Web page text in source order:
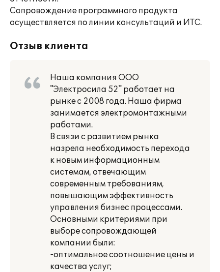
Сопровождение программного продукта
осуществляется по линии консультаций и ИТС.
Отзыв клиента
Наша компания ООО
"Электросила 52" работает на
рынке с 2008 года. Наша фирма
занимается электромонтажными
работами.
В связи с развитием рынка
назрела необходимость перехода
к новым информационным
системам, отвечающим
современным требованиям,
повышающим эффективность
управления бизнес процессами.
Основными критериями при
выборе сопровождающей
компании были:
-оптимальное соотношение цены и
качества услуг;